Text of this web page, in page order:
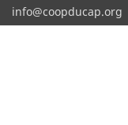
info@coopducap.org